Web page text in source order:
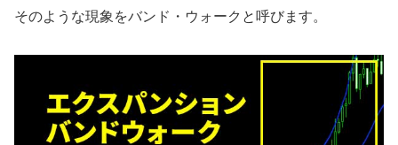
そのような現象をバンド・ウォークと呼びます。